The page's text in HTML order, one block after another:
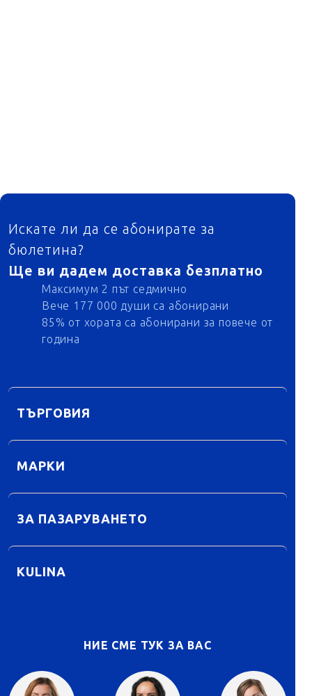
ФУТЕР
Искате ли да се абонирате за
бюлетина?
Ще ви дадем доставка безплатно
Максимум 2 път седмично
Вече 177 000 души са абонирани
85% от хората са абонирани за повече от
година
ТЪРГОВИЯ
МАРКИ
ЗА ПАЗАРУВАНЕТО
KULINA
НИЕ СМЕ ТУК ЗА ВАС